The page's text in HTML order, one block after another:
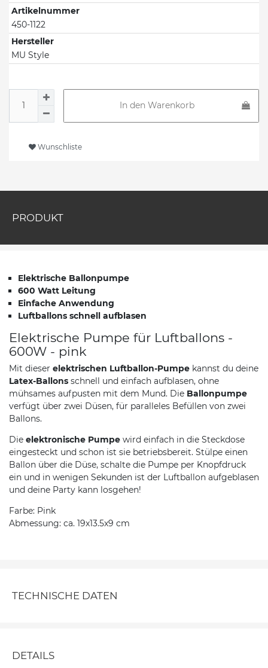
Artikelnummer
450-1122
Hersteller
MU Style
In den Warenkorb
Wunschliste
PRODUKT
Elektrische Ballonpumpe
600 Watt Leitung
Einfache Anwendung
Luftballons schnell aufblasen
Elektrische Pumpe für Luftballons -
600W - pink
Mit dieser elektrischen Luftballon-Pumpe kannst du deine
Latex-Ballons schnell und einfach aufblasen, ohne
mühsames aufpusten mit dem Mund. Die Ballonpumpe
verfügt über zwei Düsen, für paralleles Befüllen von zwei
Ballons.
Die elektronische Pumpe wird einfach in die Steckdose
eingesteckt und schon ist sie betriebsbereit. Stülpe einen
Ballon über die Düse, schalte die Pumpe per Knopfdruck
ein und in wenigen Sekunden ist der Luftballon aufgeblasen
und deine Party kann losgehen!
Farbe: Pink
Abmessung: ca. 19x13.5x9 cm
TECHNISCHE DATEN
DETAILS